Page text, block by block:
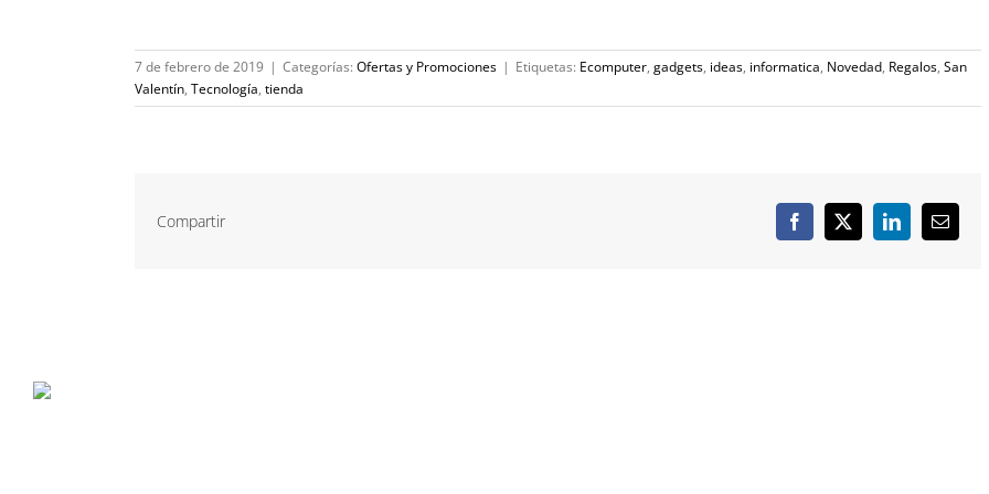
7 de febrero de 2019 | Categorías: Ofertas y Promociones | Etiquetas: Ecomputer, gadgets, ideas, informatica, Novedad, Regalos, San
Valentín, Tecnología, tienda
Compartir Facebook
X LinkedInCorreo